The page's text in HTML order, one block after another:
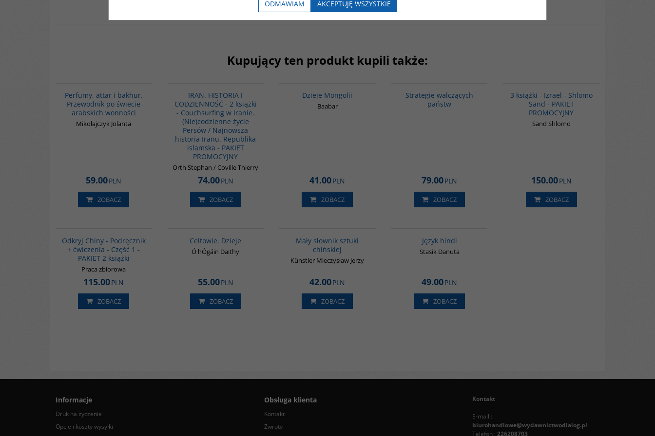
Kupujący ten produkt kupili także:
Perfumy, attar i bakhur.
Przewodnik po świecie
arabskich wonności
Mikołajczyk Jolanta
59.00PLN
ZOBACZ
IRAN. HISTORIA I
CODZIENNOŚĆ - 2 książki
- Couchsurfing w Iranie.
(Nie)codzienne życie
Persów / Najnowsza
historia Iranu. Republika
islamska - PAKIET
PROMOCYJNY
Orth Stephan / Coville Thierry
74.00PLN
ZOBACZ
Dzieje Mongolii
Baabar
41.00PLN
ZOBACZ
Strategie walczących
państw
79.00PLN
ZOBACZ
3 książki - Izrael - Shlomo
Sand - PAKIET
PROMOCYJNY
Sand Shlomo
150.00PLN
ZOBACZ
Odkryj Chiny - Podręcznik
+ ćwiczenia - Część 1 -
PAKIET 2 książki
Praca zbiorowa
115.00PLN
ZOBACZ
Celtowie. Dzieje
Ó hÓgáin Daithy
55.00PLN
ZOBACZ
Mały słownik sztuki
chińskiej
Künstler Mieczysław Jerzy
42.00PLN
ZOBACZ
Język hindi
Stasik Danuta
49.00PLN
ZOBACZ
Informacje
Druk na życzenie
Opcje i koszty wysyłki
Obsługa klienta
Kontakt
Zwroty
Kontakt
E-mail :
biurohandlowe@wydawnictwodialog.pl
Telefon : 226208703
ODMAWIAM AKCEPTUJĘ WSZYSTKIE